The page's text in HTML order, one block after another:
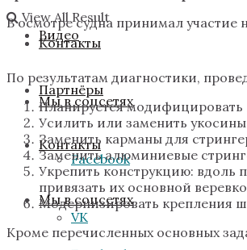
Контакты
Мы в соцсетях
Facebook
VK
Видео
Партнёры
Контакты
Мы в соцсетях
View All Result
В осмотре судна принимал
По результатам диагностики,
Планируется
Усилить или заменить
Заменить карманы для
Заменить алюминиевые
Укрепить конструкцию: вдоль
привязать их основной
Модернизировать крепления
Кроме перечисленных основных